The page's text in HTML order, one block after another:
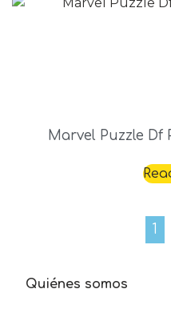
Marvel Puzzle Df
1
Quiénes somos